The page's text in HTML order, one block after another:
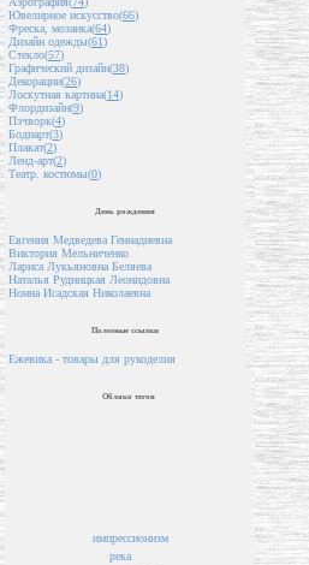
Ювелирное искусство(66)
Фреска, мозаика(64)
Дизайн одежды(61)
Стекло(57)
Графический дизайн(38)
Декорации(26)
Лоскутная картина(14)
Флордизайн(9)
Пэчворк(4)
Бодиарт(3)
Плакат(2)
Ленд-арт(2)
Театр. костюмы(0)
День рождения
Евгения Медведева Геннадиевна
Виктория Мельниченко
Лариса Лукьяновна Беляева
Наталья Рудницкая Леонидовна
Нонна Исадская Николаевна
Полезные ссылки
Ежевика - товары для рукоделия
Облако тегов
река
импрессионизм